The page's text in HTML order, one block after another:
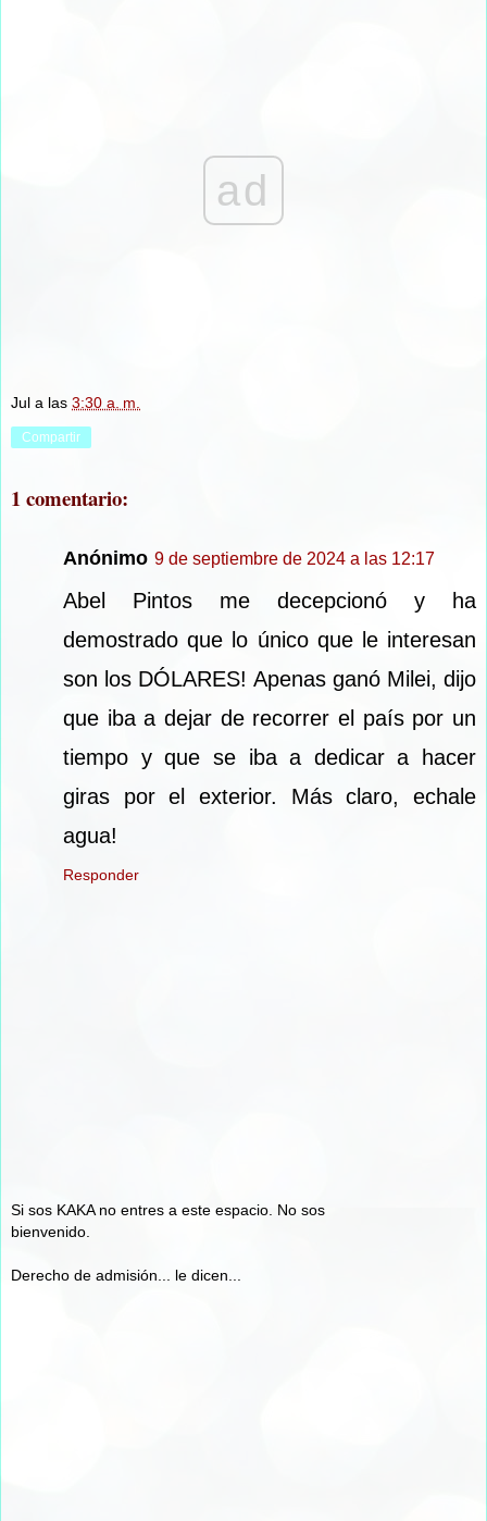
ad
Jul a las 3:30 a. m.
Compartir
1 comentario:
Anónimo 9 de septiembre de 2024 a las 12:17
Abel Pintos me decepcionó y ha
demostrado que lo único que le interesan
son los DÓLARES! Apenas ganó Milei, dijo
que iba a dejar de recorrer el país por un
tiempo y que se iba a dedicar a hacer
giras por el exterior. Más claro, echale
agua!
Responder
Si sos KAKA no entres a este espacio. No sos
bienvenido.
Derecho de admisión... le dicen...